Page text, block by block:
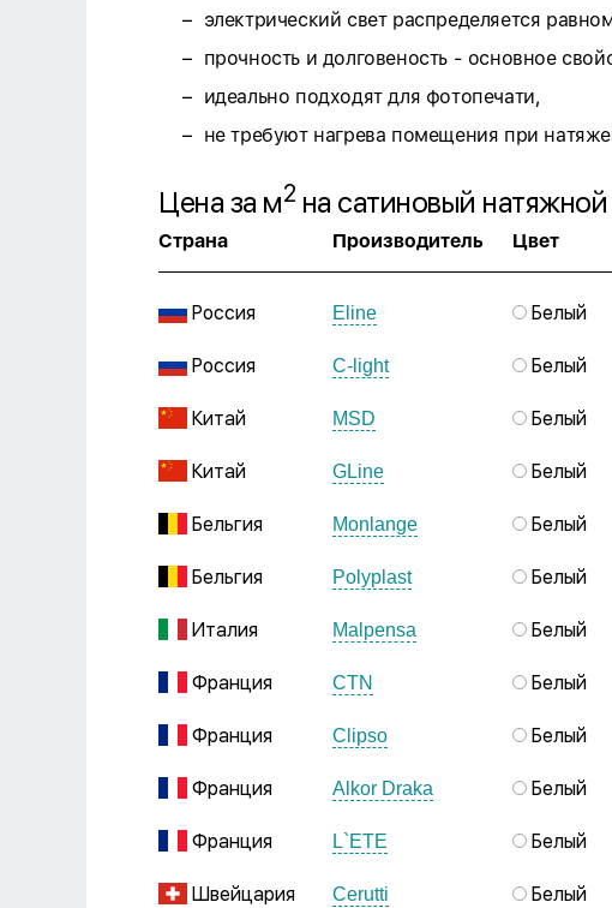
электрический свет распределяется
прочность и долговеность - основное
идеально подходят для фотопечати,
не требуют нагрева помещения при
Цена за м2 на сатиновый
Страна Производитель Цвет
Россия Eline Белый
Россия C-light Белый
Китай MSD Белый
Китай GLine Белый
Бельгия Monlange Белый
Бельгия Polyplast Белый
Италия Malpensa Белый
Франция CTN Белый
Франция Clipso Белый
Франция Alkor Draka Белый
Франция L`ETE Белый
Швейцария Cerutti Белый